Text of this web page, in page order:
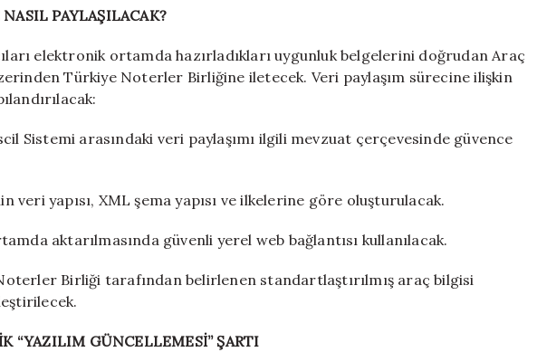
PAYLAŞILACAK?
elektronik ortamda hazırladıkları uygunluk belgelerini doğrudan Araç
Türkiye Noterler Birliğine iletecek. Veri paylaşım sürecine ilişkin
Sistemi arasındaki veri paylaşımı ilgili mevzuat çerçevesinde güvence
veri yapısı, XML şema yapısı ve ilkelerine göre oluşturulacak.
aktarılmasında güvenli yerel web bağlantısı kullanılacak.
Birliği tarafından belirlenen standartlaştırılmış araç bilgisi
“YAZILIM GÜNCELLEMESİ” ŞARTI